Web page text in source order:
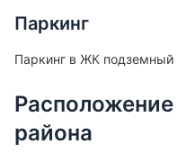
• Продуманная
КутузовGRAD II —
бизнес-класса.
территория,
Паркинг
Паркинг в ЖК
района